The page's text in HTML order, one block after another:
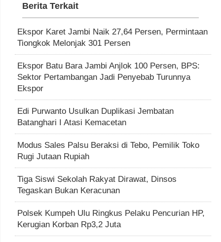
Berita Terkait
Ekspor Karet Jambi Naik 27,64 Persen, Permintaan
Tiongkok Melonjak 301 Persen
Ekspor Batu Bara Jambi Anjlok 100 Persen, BPS:
Sektor Pertambangan Jadi Penyebab Turunnya
Ekspor
Edi Purwanto Usulkan Duplikasi Jembatan
Batanghari I Atasi Kemacetan
Modus Sales Palsu Beraksi di Tebo, Pemilik Toko
Rugi Jutaan Rupiah
Tiga Siswi Sekolah Rakyat Dirawat, Dinsos
Tegaskan Bukan Keracunan
Polsek Kumpeh Ulu Ringkus Pelaku Pencurian HP,
Kerugian Korban Rp3,2 Juta